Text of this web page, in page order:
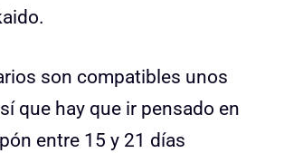
son compatibles unos
que hay que ir pensado en
entre 15 y 21 días